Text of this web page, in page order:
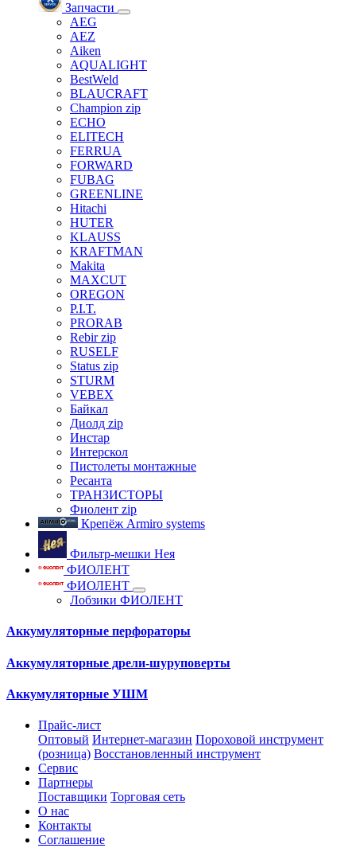
Запчасти
AEG
AEZ
Aiken
AQUALIGHT
BestWeld
BLAUCRAFT
Champion zip
ECHO
ELITECH
FERRUA
FORWARD
FUBAG
GREENLINE
Hitachi
HUTER
KLAUSS
KRAFTMAN
Makita
MAXCUT
OREGON
P.I.T.
PRORAB
Rebir zip
RUSELF
Status zip
STURM
VEBEX
Байкал
Диолд zip
Инстар
Интерскол
Пистолеты монтажные
Ресанта
ТРАНЗИСТОРЫ
Фиолент zip
Крепёж Armiro systems
Фильтр-мешки Нея
ФИОЛЕНТ
ФИОЛЕНТ
Лобзики ФИОЛЕНТ
Аккумуляторные перфораторы
Аккумуляторные дрели-шуруповерты
Аккумуляторные УШМ
Прайс-лист
Оптовый Интернет-магазин Пороховой инструмент
(розница) Восстановленный инструмент
Сервис
Партнеры
Поставщики Торговая сеть
О нас
Контакты
Соглашение